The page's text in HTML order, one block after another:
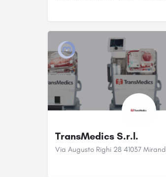
TransMedics S.r.l.
Via Augusto Righi 28 41037